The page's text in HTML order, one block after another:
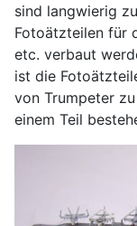
sind langwierig
Fotoätzteilen für
etc. verbaut
ist die
von Trumpeter
einem Teil